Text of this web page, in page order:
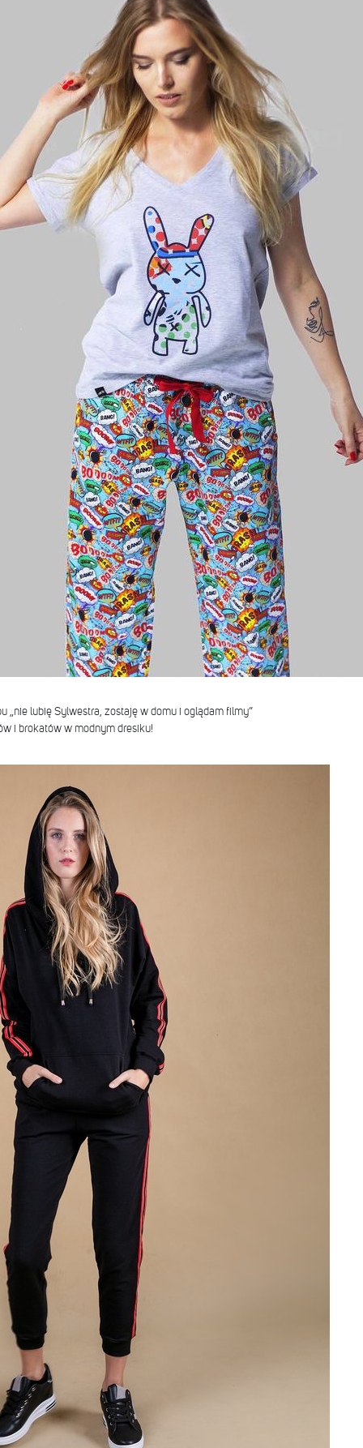
„nie lubię Sylwestra, zostaję w domu i oglądam filmy”
i brokatów w modnym dresiku!